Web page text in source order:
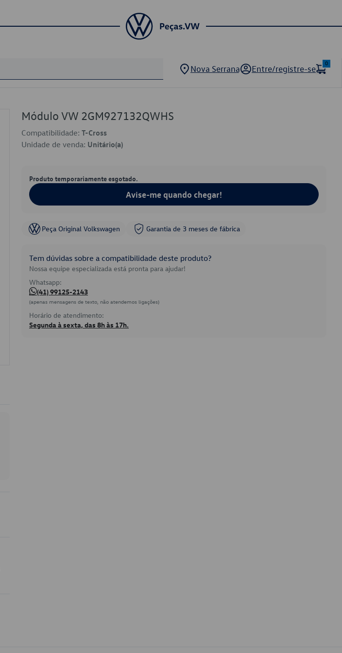
Nova Serrana Entre/registre-se
0
Módulo VW 2GM927132QWHS
Compatibilidade: T-Cross
Unidade de venda: Unitário(a)
Produto temporariamente esgotado.
Avise-me quando chegar!
Peça Original Volkswagen Garantia de 3 meses de fábrica
Tem dúvidas sobre a compatibilidade deste produto?
Nossa equipe especializada está pronta para ajudar!
Whatsapp:
(41) 99125-2143
(apenas mensagens de texto, não atendemos ligações)
Horário de atendimento:
Segunda à sexta, das 8h às 17h.